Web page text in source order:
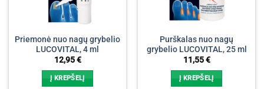
Priemonė nuo nagų grybelio
LUCOVITAL, 4 ml
12,95€
Į KREPŠELĮ
Purškalas nuo nagų
grybelio LUCOVITAL, 25 ml
11,55€
Į KREPŠELĮ